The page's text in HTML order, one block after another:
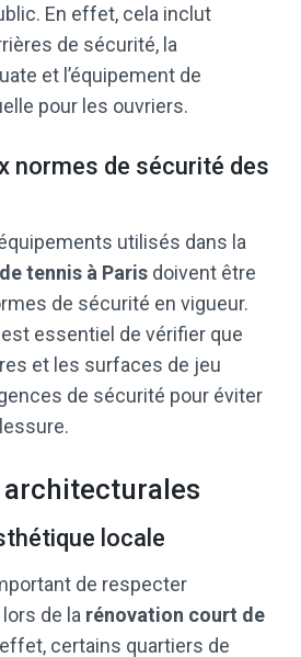
En effet, cela inclut
de sécurité, la
et l’équipement de
pour les ouvriers.
normes de sécurité des
utilisés dans la
tennis à Paris doivent être
de sécurité en vigueur.
essentiel de vérifier que
et les surfaces de jeu
de sécurité pour éviter
locale
de respecter
de la rénovation court de
effet, certains quartiers de